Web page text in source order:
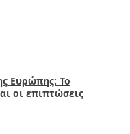
Ευρώπης: Το
οι επιπτώσεις